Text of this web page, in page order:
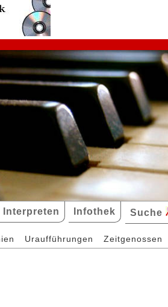
Interpreten Infothek Suche
Uraufführungen Zeitgenossen